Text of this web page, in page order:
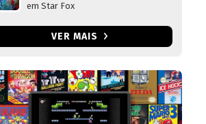
em Star Fox
VER MAIS